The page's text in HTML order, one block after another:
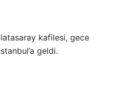
kafilesi, gece
geldi.